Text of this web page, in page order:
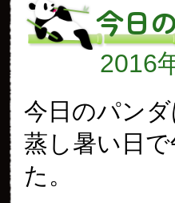
今日
2016
今日のパン
蒸し暑い日
た。